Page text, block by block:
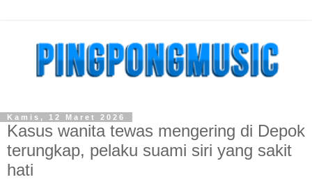
Kamis, 12 Maret 2026
Kasus wanita tewas mengering di Depok
terungkap, pelaku suami siri yang sakit
hati